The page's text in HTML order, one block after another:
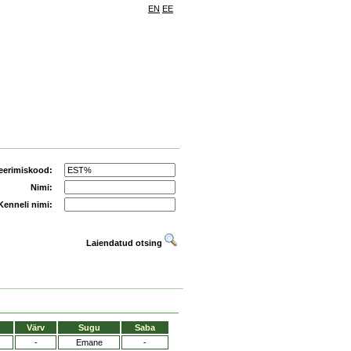
EN EE
Nimi:
nimi:
Laiendatud otsing
Värv Sugu
Saba
- Emane -